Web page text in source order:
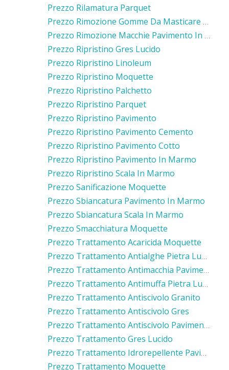
Prezzo Rilamatura Parquet
Prezzo Rimozione Gomme Da Masticare Pavimento Cemento
Prezzo Rimozione Macchie Pavimento In Gres
Prezzo Ripristino Gres Lucido
Prezzo Ripristino Linoleum
Prezzo Ripristino Moquette
Prezzo Ripristino Palchetto
Prezzo Ripristino Parquet
Prezzo Ripristino Pavimento
Prezzo Ripristino Pavimento Cemento
Prezzo Ripristino Pavimento Cotto
Prezzo Ripristino Pavimento In Marmo
Prezzo Ripristino Scala In Marmo
Prezzo Sanificazione Moquette
Prezzo Sbiancatura Pavimento In Marmo
Prezzo Sbiancatura Scala In Marmo
Prezzo Smacchiatura Moquette
Prezzo Trattamento Acaricida Moquette
Prezzo Trattamento Antialghe Pietra Luserna
Prezzo Trattamento Antimacchia Pavimento Cemento
Prezzo Trattamento Antimuffa Pietra Luserna
Prezzo Trattamento Antiscivolo Granito
Prezzo Trattamento Antiscivolo Gres
Prezzo Trattamento Antiscivolo Pavimento Ceramica
Prezzo Trattamento Gres Lucido
Prezzo Trattamento Idrorepellente Pavimento In Cotto
Prezzo Trattamento Moquette